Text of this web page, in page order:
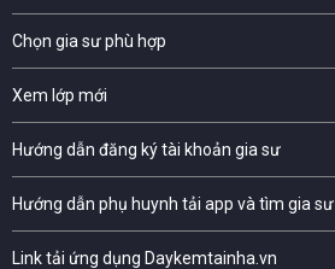
Chọn gia sư phù hợp
Xem lớp mới
Hướng dẫn đăng ký tài khoản gia sư
Hướng dẫn phụ huynh tải app và tìm gia sư
Link tải ứng dụng Daykemtainha.vn